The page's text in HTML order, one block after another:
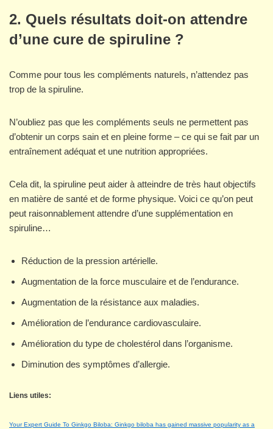
2. Quels résultats doit-on attendre
d’une cure de spiruline ?
Comme pour tous les compléments naturels, n’attendez pas
trop de la spiruline.
N’oubliez pas que les compléments seuls ne permettent pas
d’obtenir un corps sain et en pleine forme – ce qui se fait par un
entraînement adéquat et une nutrition appropriées.
Cela dit, la spiruline peut aider à atteindre de très haut objectifs
en matière de santé et de forme physique. Voici ce qu’on peut
peut raisonnablement attendre d’une supplémentation en
spiruline…
Réduction de la pression artérielle.
Augmentation de la force musculaire et de l’endurance.
Augmentation de la résistance aux maladies.
Amélioration de l’endurance cardiovasculaire.
Amélioration du type de cholestérol dans l’organisme.
Diminution des symptômes d’allergie.
Liens utiles:
Your Expert Guide To Ginkgo Biloba: Ginkgo biloba has gained massive popularity as a